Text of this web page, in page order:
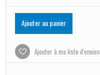
Ajouter au panier
Ajouter à ma liste d'envies